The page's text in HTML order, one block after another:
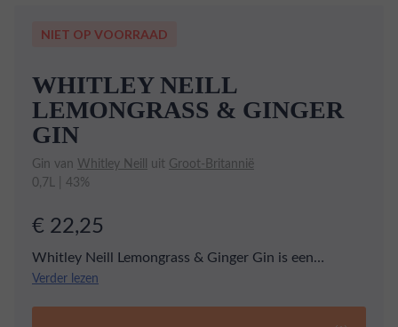
NIET OP VOORRAAD
WHITLEY NEILL
LEMONGRASS & GINGER
GIN
Gin van Whitley Neill uit Groot-Britannië
0,7L | 43%
€ 22,25
Whitley Neill Lemongrass & Ginger Gin is een
exotische en pittige gin met een verrassende twist.
Verder lezen